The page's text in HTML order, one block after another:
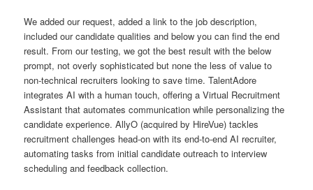
We added our request, added a link to the job description,
included our candidate qualities and below you can find the end
result. From our testing, we got the best result with the below
prompt, not overly sophisticated but none the less of value to
non-technical recruiters looking to save time. TalentAdore
integrates AI with a human touch, offering a Virtual Recruitment
Assistant that automates communication while personalizing the
candidate experience. AllyO (acquired by HireVue) tackles
recruitment challenges head-on with its end-to-end AI recruiter,
automating tasks from initial candidate outreach to interview
scheduling and feedback collection.